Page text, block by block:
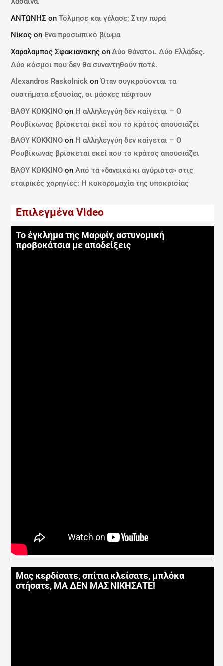
ΑΝΤΩΝΗΣ onΤόλμησε και γέλασε; Στην πυρά
Νίκος on Ενα προσωπικό βίωμα
Χαραλαμπος Σφακιανακης onΔύο θάνατοι. Δύο Ελλάδες.
Δύο κόσμοι που δεν θα συναντηθούν ποτέ.
Alexandros Raskolnick onΌταν συγκρούονται τα
συστήματα εξουσίας, οι μάσκες πέφτουν
ΒΑΘΥ ΚΟΚΚΙΝΟ on Η αλληλεγγύη δεν καίγεται – Ο
Ρουβίκωνας βρίσκεται εκεί που το κράτος απουσιάζει
ΒΑΘΥ ΚΟΚΚΙΝΟ on Η αλληλεγγύη δεν καίγεται – Ο
Ρουβίκωνας βρίσκεται εκεί που το κράτος απουσιάζει
ΒΑΘΥ ΚΟΚΚΙΝΟ onΑπό τα «δανεικά κι αγύριστα» στις
εταιρικές χορηγίες: Η κοκορομαχία της υποκρισίας
Επιλεγμένα Video
Το έγκλημα της Μαρφίν, αστυνομική
προβοκάτσια με αποδείξεις
Μας κερδίσατε, σπίτια κλείσατε, μπλόκα
στήσατε, ΜΑ ΔΕΝ ΜΑΣ ΝΙΚΗΣΑΤΕ!